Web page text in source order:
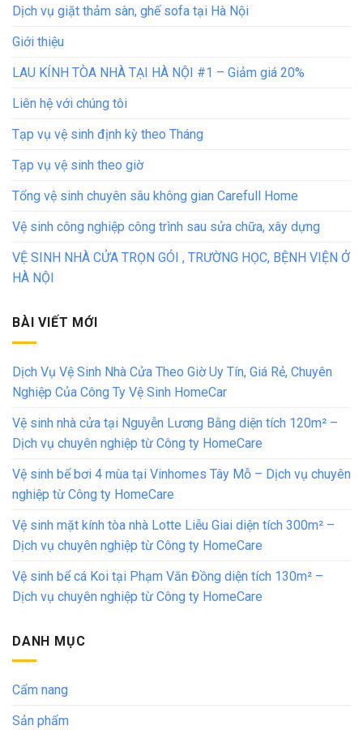
Dịch vụ giặt thảm sàn, ghế sofa tại Hà Nội
Giới thiệu
LAU KÍNH TÒA NHÀ TẠI HÀ NỘI #1 – Giảm giá 20%
Liên hệ với chúng tôi
Tạp vụ vệ sinh định kỳ theo Tháng
Tạp vụ vệ sinh theo giờ
Tổng vệ sinh chuyên sâu không gian Carefull Home
Vệ sinh công nghiệp công trình sau sửa chữa, xây dựng
VỆ SINH NHÀ CỬA TRỌN GÓI , TRƯỜNG HỌC, BỆNH VIỆN Ở
HÀ NỘI
BÀI VIẾT MỚI
Dịch Vụ Vệ Sinh Nhà Cửa Theo Giờ Uy Tín, Giá Rẻ, Chuyên
Nghiệp Của Công Ty Vệ Sinh HomeCar
Vệ sinh nhà cửa tại Nguyễn Lương Bằng diện tích 120m² –
Dịch vụ chuyên nghiệp từ Công ty HomeCare
Vệ sinh bể bơi 4 mùa tại Vinhomes Tây Mỗ – Dịch vụ chuyên
nghiệp từ Công ty HomeCare
Vệ sinh mặt kính tòa nhà Lotte Liễu Giai diện tích 300m² –
Dịch vụ chuyên nghiệp từ Công ty HomeCare
Vệ sinh bể cá Koi tại Phạm Văn Đồng diện tích 130m² –
Dịch vụ chuyên nghiệp từ Công ty HomeCare
DANH MỤC
Cẩm nang
Sản phẩm